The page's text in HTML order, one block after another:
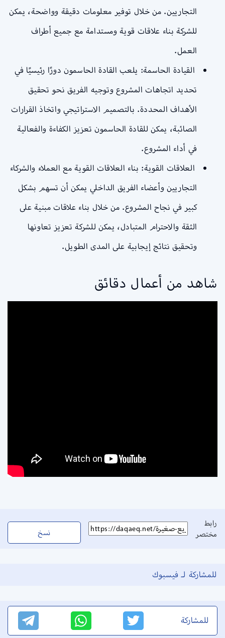
التجاريين. من خلال توفير معلومات دقيقة وواضحة، يمكن
للشركة بناء علاقات قوية ومستدامة مع جميع أطراف
العمل.
القيادة الحاسمة: يلعب القادة الحاسمون دورًا رئيسيًا في
تحديد اتجاهات المشروع وتوجيه الفريق نحو تحقيق
الأهداف المحددة. بالتصميم الاستراتيجي واتخاذ القرارات
الصائبة، يمكن للقادة الحاسمون تعزيز الكفاءة والفعالية
في أداء المشروع.
العلاقات القوية: بناء العلاقات القوية مع العملاء والشركاء
التجاريين وأعضاء الفريق الداخلي يمكن أن تسهم بشكل
كبير في نجاح المشروع. من خلال بناء علاقات مبنية على
الثقة والاحترام المتبادل، يمكن للشركة تعزيز تعاونها
وتحقيق نتائج إيجابية على المدى الطويل.
شاهد من أعمال دقائق
رابط
مختصر
نسخ
للمشاركة لـ فيسبوك
للمشاركة